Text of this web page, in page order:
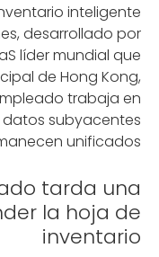
inteligente
desarrollado por
líder mundial que
de Hong Kong,
trabaja en
subyacentes
unificados.
tarda una
la hoja de
inventario